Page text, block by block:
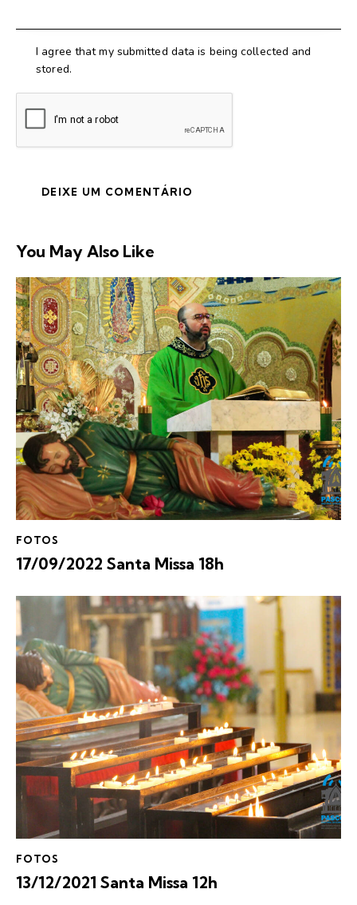
I agree that my submitted data is being collected and
stored.
You May Also Like
FOTOS
17/09/2022 Santa Missa 18h
FOTOS
13/12/2021 Santa Missa 12h